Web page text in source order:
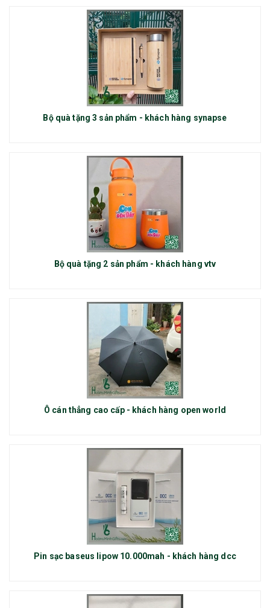
Bộ quà tặng 3 sản phẩm - khách hàng synapse
Bộ quà tặng 2 sản phẩm - khách hàng vtv
Ô cán thẳng cao cấp - khách hàng open world
Pin sạc baseus lipow 10.000mah - khách hàng dcc